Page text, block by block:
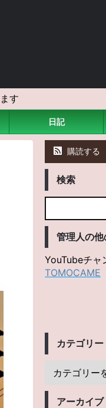
す
日記
購読する
検索
管理人の他
YouTubeチャ
TOMOCAME
カテゴリー
アーカイブ